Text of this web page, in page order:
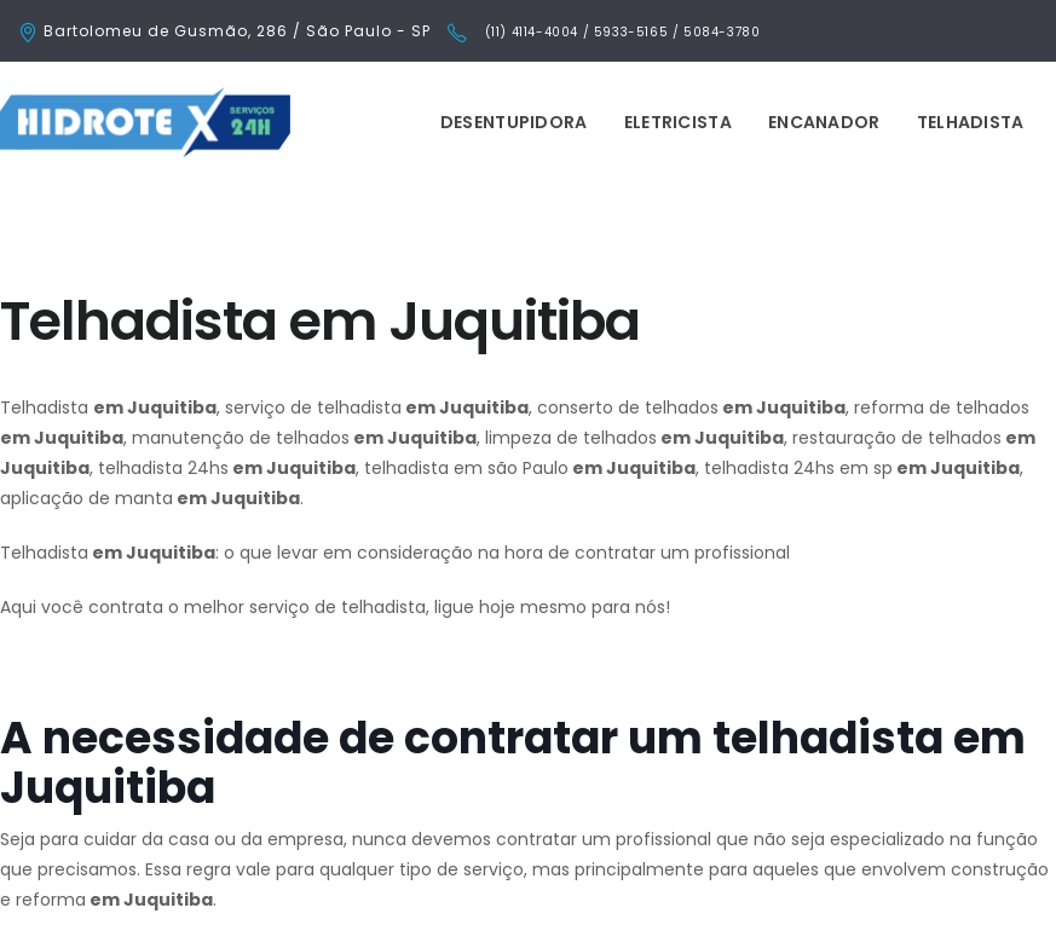
Bartolomeu de Gusmão, 286 / São Paulo - SP (11) 4114-4004 / 5933-5165 / 5084-3780
DESENTUPIDORA ELETRICISTA ENCANADOR TELHADISTA
Telhadista em Juquitiba
Telhadista em Juquitiba, serviço de telhadista em Juquitiba, conserto de telhados em Juquitiba, reforma de telhados
em Juquitiba, manutenção de telhados em Juquitiba, limpeza de telhados em Juquitiba, restauração de telhados em
Juquitiba, telhadista 24hs em Juquitiba, telhadista em são Paulo em Juquitiba, telhadista 24hs em sp em Juquitiba,
aplicação de manta em Juquitiba.
Telhadista em Juquitiba: o que levar em consideração na hora de contratar um profissional
Aqui você contrata o melhor serviço de telhadista, ligue hoje mesmo para nós!
A necessidade de contratar um telhadista em
Juquitiba
Seja para cuidar da casa ou da empresa, nunca devemos contratar um profissional que não seja especializado na função
que precisamos. Essa regra vale para qualquer tipo de serviço, mas principalmente para aqueles que envolvem construção
e reforma em Juquitiba.